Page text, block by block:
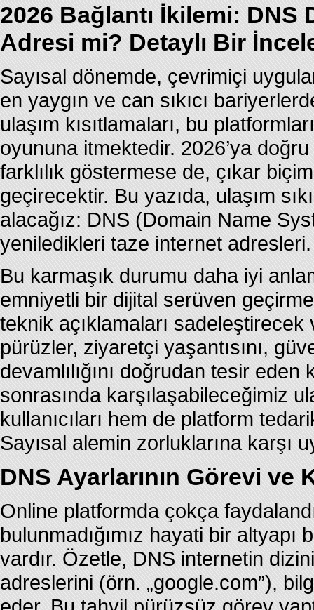
2026 Bağlantı İkilemi: DNS
Adresi mi? Detaylı Bir
Sayısal dönemde, çevrimiçi
en yaygın ve can sıkıcı
ulaşım kısıtlamaları, bu
oyununa itmektedir. 2026’ya
farklılık göstermese de, çıkar
geçirecektir. Bu yazıda, ulaşım
alacağız: DNS (Domain Name
yeniledikleri taze internet adresleri.
Bu karmaşık durumu daha iyi
emniyetli bir dijital serüven
teknik açıklamaları
pürüzler, ziyaretçi yaşantısını,
devamlılığını doğrudan tesir
sonrasında karşılaşabileceğimiz
kullanıcıları hem de platform
Sayısal alemin zorluklarına karşı
DNS Ayarlarının Görevi
Online platformda çokça
bulunmadığımız hayati bir
vardır. Özetle, DNS internetin
adreslerini (örn. „google.com”),